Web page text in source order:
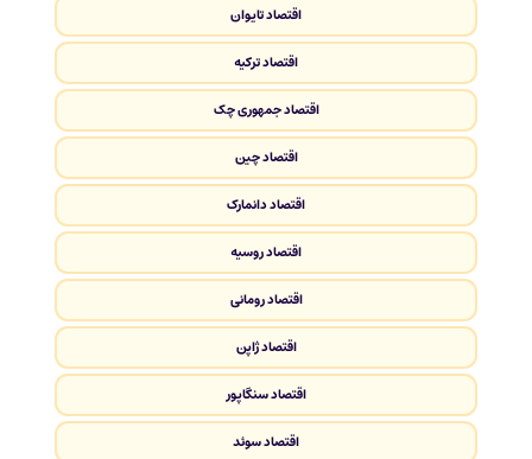
اقتصاد تایوان
اقتصاد ترکیه
اقتصاد جمهوری چک
اقتصاد چین
اقتصاد دانمارک
اقتصاد روسیه
اقتصاد رومانی
اقتصاد ژاپن
اقتصاد سنگاپور
اقتصاد سوئد